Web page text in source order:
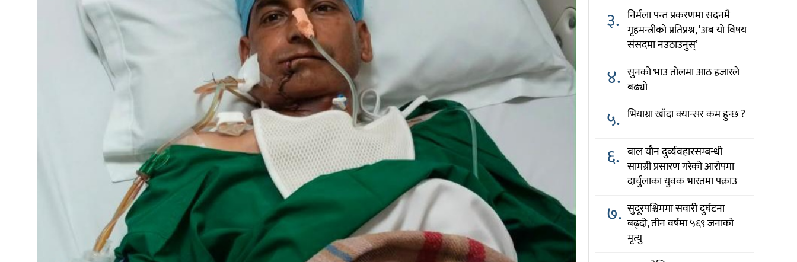
३. निर्मला पन्त प्रकरणमा सदनमै
गृहमन्त्रीको प्रतिप्रश्न, ‘अब यो विषय
संसदमा नउठाउनुस्’
४. सुनको भाउ तोलमा आठ हजारले
बढ्यो
५. भियाग्रा खाँदा क्यान्सर कम हुन्छ ?
६. बाल यौन दुर्व्यवहारसम्बन्धी
सामग्री प्रसारण गरेको आरोपमा
दार्चुलाका युवक भारतमा पक्राउ
७. सुदूरपश्चिममा सवारी दुर्घटना
बढ्दो, तीन वर्षमा ५६९ जनाको
मृत्यु